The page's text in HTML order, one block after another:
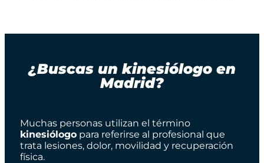
¿Buscas un kinesiólogo en
Madrid?
Muchas personas utilizan el término
kinesiólogo para referirse al profesional que
trata lesiones, dolor, movilidad y recuperación
física.